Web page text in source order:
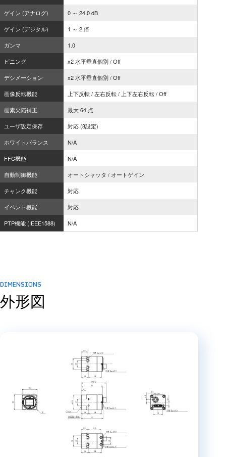
ゲイン (アナログ)
0 ～ 24.0 dB
ゲイン (デジタル)
1 ～ 2 倍
ガンマ
1.0
ビニング
x2 水平垂直個別 / Off
デシメーション
x2 水平垂直個別 / Off
画像反転機能
上下反転 / 左右反転 / 上下左右反転 / Off
画素欠陥補正
最大 64 点
ユーザ設定保存
対応 (8設定)
ホワイトバランス
N/A
FFC機能
N/A
自動制御機能
オートシャッタ / オートゲイン
チャンク機能
対応
イベント機能
対応
PTP機能 (IEEE1588)
N/A
DIMENSIONS
外形図